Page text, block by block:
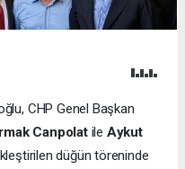
CHP Genel Başkan
Canpolatile Aykut
düğün töreninde